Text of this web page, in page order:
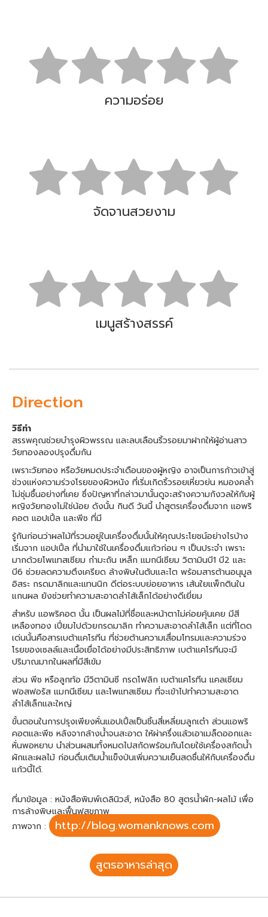
ความอร่อย
จัดจานสวยงาม
เมนูสร้างสรรค์
Direction
วิธีทำ
สรรพคุณช่วยบำรุงผิวพรรณ และลบเลือนริ้วรอยมาฝากให้ผู้อ่านสาว
วัยทองลองปรุงดื่มกัน
เพราะวัยทอง หรือวัยหมดประจำเดือนของผู้หญิง อาจเป็นการก้าวเข้าสู่
ช่วงแห่งความร่วงโรยของผิวหนัง ที่เริ่มเกิดริ้วรอยเหี่ยวย่น หมองคล้ำ
ไม่ชุ่มชื้นอย่างที่เคย ซึ่งปัญหาที่กล่าวมานั้นดูจะสร้างความกังวลให้กับผู้
หญิงวัยทองไม่ใช่น้อย ดังนั้น กินดี วันนี้ นำสูตรเครื่องดื่มจาก แอพริ
คอต แอปเปิ้ล และพีช ที่มี
รู้กันก่อนว่าผลไม้ที่รวมอยู่ในเครื่องดื่มนั้นให้คุณประโยชน์อย่างไรบ้าง
เริ่มจาก แอปเปิ้ล ที่นำมาใช้ในเครื่องดื่มแก้วก่อน ๆ เป็นประจำ เพราะ
มากด้วยโพแทสเซียม กำมะถัน เหล็ก แมกนีเซียม วิตามินบี1 บี2 และ
บี6 ช่วยลดความตึงเครียด ล้างพิษในตับและไต พร้อมสารต้านอนุมูล
อิสระ กรดมาลิกและแทนนิก ดีต่อระบบย่อยอาหาร เส้นใยแพ็กตินใน
แกนผล ยังช่วยทำความสะอาดลำไส้เล็กได้อย่างดีเยี่ยม
สำหรับ แอพริคอต นั้น เป็นผลไม้ที่ชื่อและหน้าตาไม่ค่อยคุ้นเคย มีสี
เหลืองทอง เปี่ยมไปด้วยกรดมาลิก ทำความสะอาดลำไส้เล็ก แต่ที่โดด
เด่นนั้นคือสารเบต้าแคโรทีน ที่ช่วยต้านความเสื่อมโทรมและความร่วง
โรยของเซลล์และเนื้อเยื่อได้อย่างมีประสิทธิภาพ เบต้าแคโรทีนจะมี
ปริมาณมากในผลที่มีสีเข้ม
ส่วน พีช หรือลูกท้อ มีวิตามินซี กรดโฟลิก เบต้าแคโรทีน แคลเซียม
ฟอสฟอรัส แมกนีเซียม และโพแทสเซียม ที่จะเข้าไปทำความสะอาด
ลำไส้เล็กและใหญ่
ขั้นตอนในการปรุงเพียงหั่นแอปเปิ้ลเป็นชิ้นสี่เหลี่ยมลูกเต๋า ส่วนแอพริ
คอตและพีช หลังจากล้างน้ำจนสะอาด ให้ผ่าครึ่งแล้วเอาเมล็ดออกและ
หั่นพอหยาบ นำส่วนผสมทั้งหมดไปสกัดพร้อมกันโดยใช้เครื่องสกัดน้ำ
ผักและผลไม้ ก่อนดื่มเติมน้ำแข็งป่นเพิ่มความเย็นสดชื่นให้กับเครื่องดื่ม
แก้วนี้ได้.
ที่มาข้อมูล : หนังสือพิมพ์เดลินิวส์, หนังสือ 80 สูตรน้ำผัก-ผลไม้ เพื่อ
การล้างพิษและฟื้นฟูสุขภาพ
ภาพจาก :
http://blog.womanknows.com
สูตรอาหารล่าสุด